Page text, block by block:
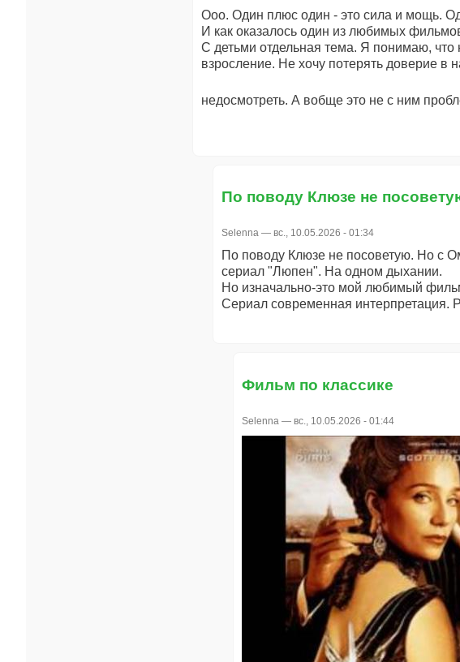
Ооо. Один плюс один - это сила и мощь.
И как оказалось один из любимых
С детьми отдельная тема. Я понимаю, что
взросление. Не хочу потерять доверие в
недосмотреть. А вобще это не с ним
По поводу Клюзе не
Selenna — вс., 10.05.2026 - 01:34
По поводу Клюзе не посоветую. Но с
сериал "Люпен". На одном дыхании.
Но изначально-это мой любимый
Сериал современная интерпретация.
Фильм по классике
Selenna — вс., 10.05.2026 - 01:44